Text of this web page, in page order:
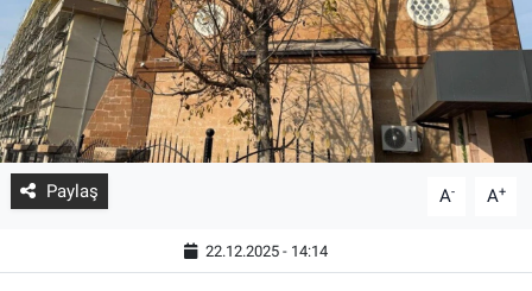
Paylaş A- A+
22.12.2025 - 14:14